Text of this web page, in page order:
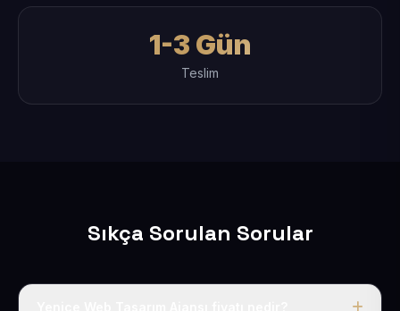
1-3 Gün
Teslim
Sıkça Sorulan Sorular